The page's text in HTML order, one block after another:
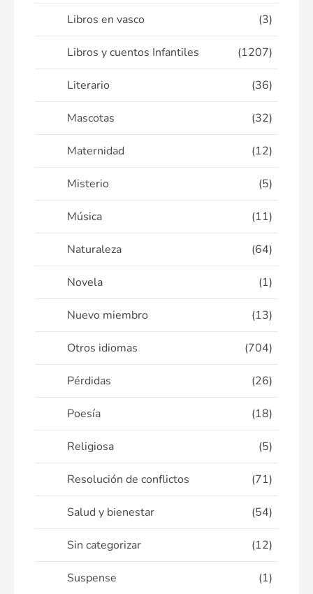
Libros en vasco (3)
Libros y cuentos Infantiles (1207)
Literario (36)
Mascotas (32)
Maternidad (12)
Misterio (5)
Música (11)
Naturaleza (64)
Novela (1)
Nuevo miembro (13)
Otros idiomas (704)
Pérdidas (26)
Poesía (18)
Religiosa (5)
Resolución de conflictos (71)
Salud y bienestar (54)
Sin categorizar (12)
Suspense (1)